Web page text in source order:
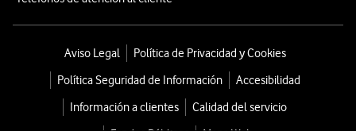
Aviso Legal
Política de Privacidad y Cookies
Política Seguridad de Información
Accesibilidad
Información a clientes
Calidad del servicio